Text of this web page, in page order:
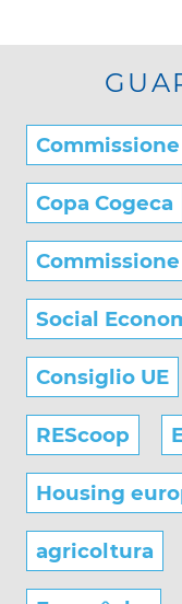
Copa Cogeca
Commissione
Social
Consiglio UE
REScoop
Housing
agricoltura